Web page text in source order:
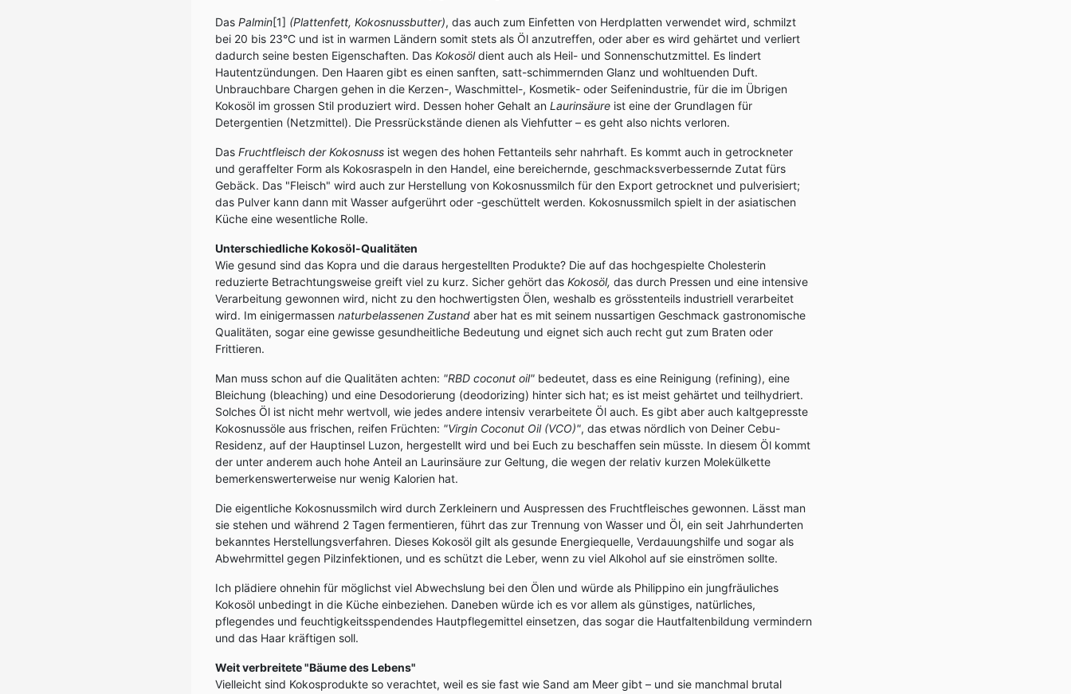
Das Palmin[1] (Plattenfett, Kokosnussbutter), das auch zum Einfetten von Herdplatten verwendet wird, schmilzt
bei 20 bis 23°C und ist in warmen Ländern somit stets als Öl anzutreffen, oder aber es wird gehärtet und verliert
dadurch seine besten Eigenschaften. Das Kokosöldient auch als Heil- und Sonnenschutzmittel. Es lindert
Hautentzündungen. Den Haaren gibt es einen sanften, satt-schimmernden Glanz und wohltuenden Duft.
Unbrauchbare Chargen gehen in die Kerzen-, Waschmittel-, Kosmetik- oder Seifenindustrie, für die im Übrigen
Kokosöl im grossen Stil produziert wird. Dessen hoher Gehalt an Laurinsäure ist eine der Grundlagen für
Detergentien (Netzmittel). Die Pressrückstände dienen als Viehfutter – es geht also nichts verloren.
Das Fruchtfleisch der Kokosnuss ist wegen des hohen Fettanteils sehr nahrhaft. Es kommt auch in getrockneter
und geraffelter Form als Kokosraspeln in den Handel, eine bereichernde, geschmacksverbessernde Zutat fürs
Gebäck. Das "Fleisch" wird auch zur Herstellung von Kokosnussmilch für den Export getrocknet und pulverisiert;
das Pulver kann dann mit Wasser aufgerührt oder -geschüttelt werden. Kokosnussmilch spielt in der asiatischen
Küche eine wesentliche Rolle.
Unterschiedliche Kokosöl-Qualitäten
Wie gesund sind das Kopra und die daraus hergestellten Produkte? Die auf das hochgespielte Cholesterin
reduzierte Betrachtungsweise greift viel zu kurz. Sicher gehört das Kokosöl, das durch Pressen und eine intensive
Verarbeitung gewonnen wird, nicht zu den hochwertigsten Ölen, weshalb es grösstenteils industriell verarbeitet
wird. Im einigermassen naturbelassenen Zustand aber hat es mit seinem nussartigen Geschmack gastronomische
Qualitäten, sogar eine gewisse gesundheitliche Bedeutung und eignet sich auch recht gut zum Braten oder
Frittieren.
Man muss schon auf die Qualitäten achten: "RBD coconut oil" bedeutet, dass es eine Reinigung (refining), eine
Bleichung (bleaching) und eine Desodorierung (deodorizing) hinter sich hat; es ist meist gehärtet und teilhydriert.
Solches Öl ist nicht mehr wertvoll, wie jedes andere intensiv verarbeitete Öl auch. Es gibt aber auch kaltgepresste
Kokosnussöle aus frischen, reifen Früchten: "Virgin Coconut Oil (VCO)", das etwas nördlich von Deiner Cebu-
Residenz, auf der Hauptinsel Luzon, hergestellt wird und bei Euch zu beschaffen sein müsste. In diesem Öl kommt
der unter anderem auch hohe Anteil an Laurinsäure zur Geltung, die wegen der relativ kurzen Molekülkette
bemerkenswerterweise nur wenig Kalorien hat.
Die eigentliche Kokosnussmilch wird durch Zerkleinern und Auspressen des Fruchtfleisches gewonnen. Lässt man
sie stehen und während 2 Tagen fermentieren, führt das zur Trennung von Wasser und Öl, ein seit Jahrhunderten
bekanntes Herstellungsverfahren. Dieses Kokosöl gilt als gesunde Energiequelle, Verdauungshilfe und sogar als
Abwehrmittel gegen Pilzinfektionen, und es schützt die Leber, wenn zu viel Alkohol auf sie einströmen sollte.
Ich plädiere ohnehin für möglichst viel Abwechslung bei den Ölen und würde als Philippino ein jungfräuliches
Kokosöl unbedingt in die Küche einbeziehen. Daneben würde ich es vor allem als günstiges, natürliches,
pflegendes und feuchtigkeitsspendendes Hautpflegemittel einsetzen, das sogar die Hautfaltenbildung vermindern
und das Haar kräftigen soll.
Weit verbreitete "Bäume des Lebens"
Vielleicht sind Kokosprodukte so verachtet, weil es sie fast wie Sand am Meer gibt – und sie manchmal brutal